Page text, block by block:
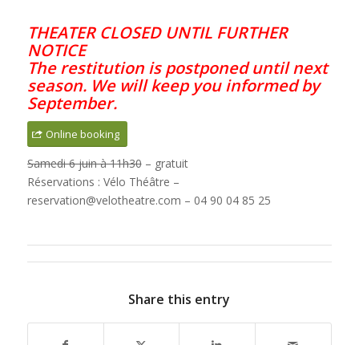
THEATER CLOSED UNTIL FURTHER
NOTICE
The restitution is postponed until next
season. We will keep you informed by
September.
Online booking
Samedi 6 juin à 11h30– gratuit
Réservations : Vélo Théâtre –
reservation@velotheatre.com – 04 90 04 85 25
Share this entry